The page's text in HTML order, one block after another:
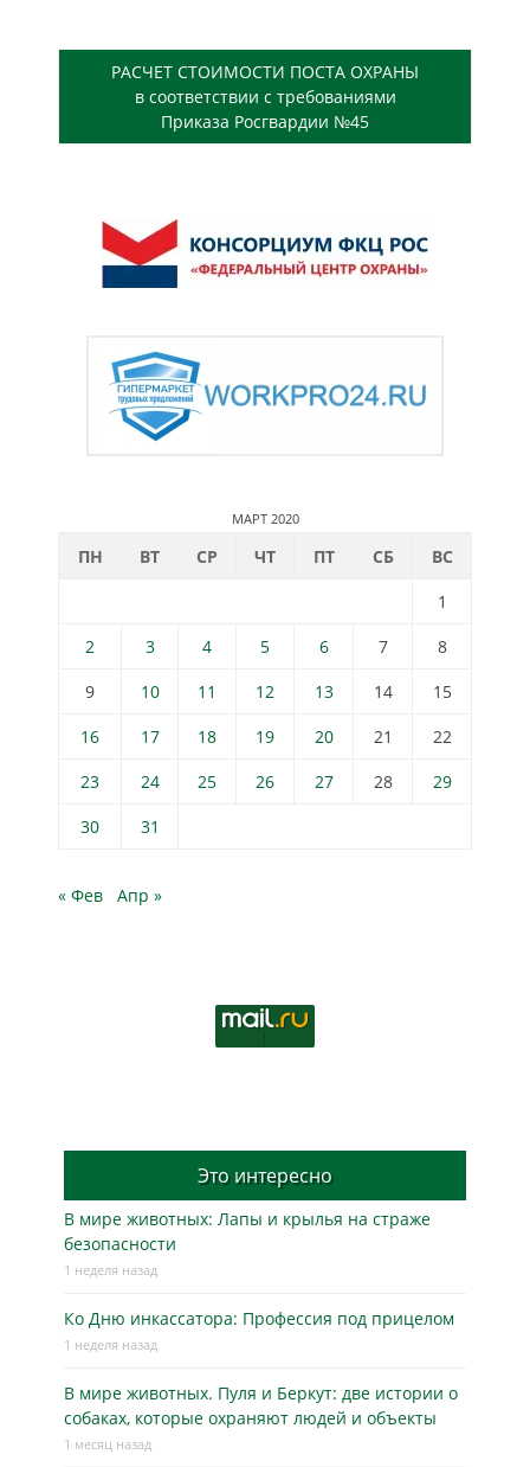
РАСЧЕТ СТОИМОСТИ ПОСТА ОХРАНЫ
в соответствии с требованиями
Приказа Росгвардии №45
МАРТ 2020
ПН ВТ СР ЧТ ПТ СБ
ВС
1
2
3 4 5 6 7
8
9
10 11 12 13 14
15
16
17 18 19 20 21
22
23
24 25 26 27 28
29
30
31
« Фев Апр »
Это интересно
В мире животных: Лапы и крылья на страже
безопасности
1 неделя назад
Ко Дню инкассатора: Профессия под прицелом
1 неделя назад
В мире животных. Пуля и Беркут: две истории о
собаках, которые охраняют людей и объекты
1 месяц назад